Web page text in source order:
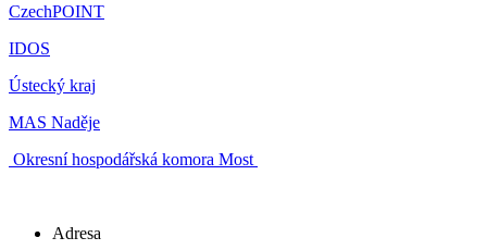
CzechPOINT
IDOS
Ústecký kraj
MAS Naděje
Okresní hospodářská komora Most
Adresa